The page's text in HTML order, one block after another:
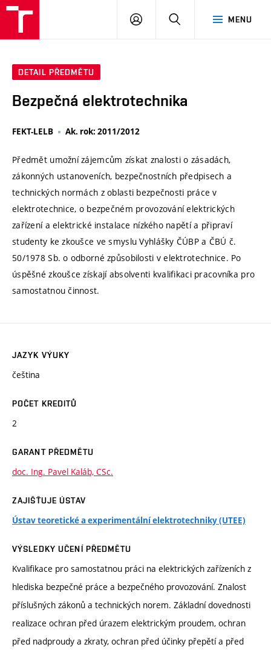
MENU
PŘIHLÁSIT
DETAIL PŘEDMĚTU
Bezpečná elektrotechnika
FEKT-LELB Ak. rok: 2011/2012
Předmět umožní zájemcům získat znalosti o zásadách,
zákonných ustanoveních, bezpečnostních předpisech a
technických normách z oblasti bezpečnosti práce v
elektrotechnice, o bezpečném provozování elektrických
zařízení a elektrické instalace nízkého napětí a připraví
studenty ke zkoušce ve smyslu Vyhlášky ČÚBP a ČBÚ č.
50/1978 Sb. o odborné způsobilosti v elektrotechnice. Po
úspěšné zkoušce získají absolventi kvalifikaci pracovníka pro
samostatnou činnost.
JAZYK VÝUKY
čeština
POČET KREDITŮ
2
GARANT PŘEDMĚTU
doc. Ing. Pavel Kaláb, CSc.
ZAJIŠŤUJE ÚSTAV
Ústav teoretické a experimentální elektrotechniky (UTEE)
VÝSLEDKY UČENÍ PŘEDMĚTU
Kvalifikace pro samostatnou práci na elektrických zařízeních z
hlediska bezpečné práce a bezpečného provozování. Znalost
příslušných zákonů a technických norem. Základní dovednosti
realizace ochran před úrazem elektrickým proudem, ochran
před nadproudy a zkraty, ochran před účinky přepětí a před